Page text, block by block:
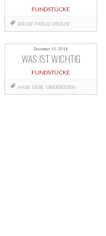
FUNDSTÜCKE
BRUST FREUD PROUST
Dezember 15, 2018
WAS IST WICHTIG
FUNDSTÜCKE
HASS LIEBE ÜBERSETZEN